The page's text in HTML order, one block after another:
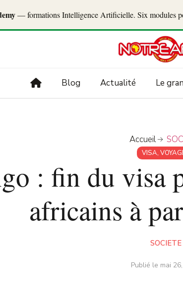
— formations Intelligence Artificielle. Six modules
Blog Actualité Le
Accueil
VISA,
: fin du visa
africains à
SOCIETE
Publié le mai